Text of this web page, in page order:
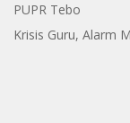
PUPR Tebo
Krisis Guru, Alarm